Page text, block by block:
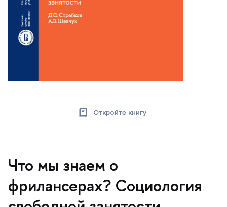
Откройте книгу
Что мы знаем о
фрилансерах? Социология